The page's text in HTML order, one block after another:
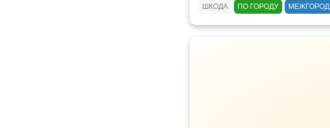
ШКОДА ПО ГОРОДУ МЕЖГОРОД